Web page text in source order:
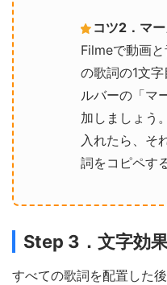
コツ2．マ
Filmeで動画
の歌詞の1文
ルバーの「マ
加しましょう
入れたら、そ
詞をコピペす
Step 3．文字効
すべての歌詞を配置した